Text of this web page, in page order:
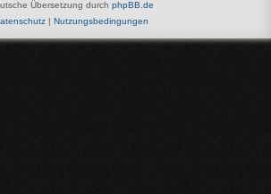
Übersetzung durch phpBB.de
| Nutzungsbedingungen